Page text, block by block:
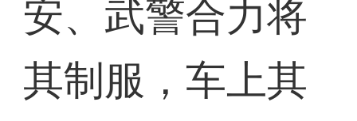
安、武警合力将
其制服，车上其